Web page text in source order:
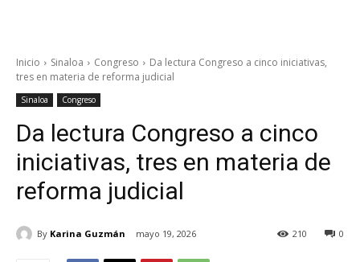
Inicio Sinaloa Congreso
Da lectura Congreso a cinco iniciativas,
tres en materia de reforma judicial
Sinaloa Congreso
Da lectura Congreso a cinco
iniciativas, tres en materia de
reforma judicial
By Karina Guzmán mayo 19, 2026 0
210